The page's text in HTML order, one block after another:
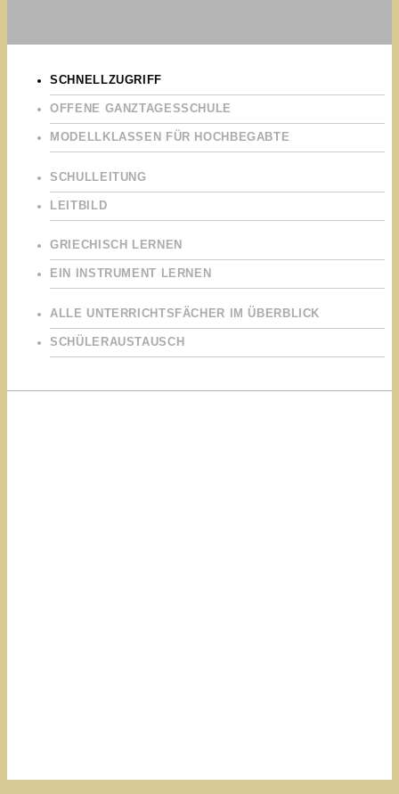
SCHNELLZUGRIFF
OFFENE GANZTAGESSCHULE
MODELLKLASSEN FÜR HOCHBEGABTE
SCHULLEITUNG
LEITBILD
GRIECHISCH LERNEN
EIN INSTRUMENT LERNEN
ALLE UNTERRICHTSFÄCHER IM ÜBERBLICK
SCHÜLERAUSTAUSCH